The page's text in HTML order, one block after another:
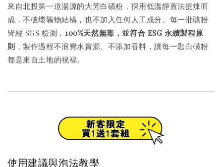
來自北投第一道湯源的大芳白磺粉，採用低溫靜置法提煉而
成，不破壞礦物結構，也不加入任何人工成分。每一批礦粉
皆經 SGS 檢測， 100%天然無毒，並符合 ESG 永續製程原
則 ，製作過程不浪費水資源、不添加香料，讓每一匙白磺粉
都是來自土地的祝福。
使用建議與泡法教學